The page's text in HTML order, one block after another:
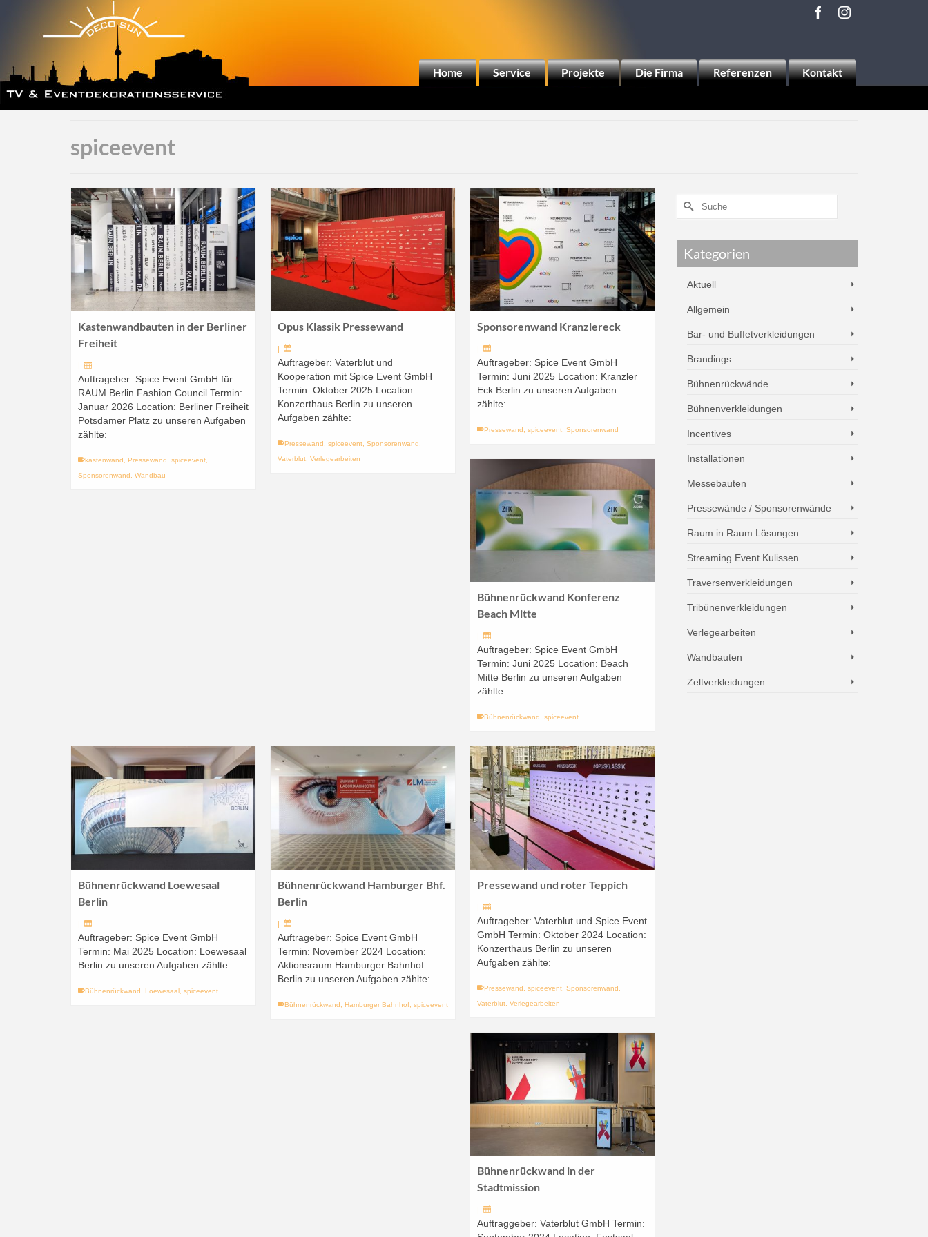
Home Service Projekte Die Firma Referenzen Kontakt
spiceevent
Kastenwandbauten in der Berliner
Freiheit
|
Auftrageber: Spice Event GmbH für
RAUM.Berlin Fashion Council Termin:
Januar 2026 Location: Berliner Freiheit
Potsdamer Platz zu unseren Aufgaben
zählte:
kastenwand Pressewand spiceevent
Sponsorenwand
Wandbau
Opus Klassik Pressewand
|
Auftrageber: Vaterblut und
Kooperation mit Spice Event GmbH
Termin: Oktober 2025 Location:
Konzerthaus Berlin zu unseren
Aufgaben zählte:
Pressewand ,spiceevent ,Sponsorenwand
Vaterblut ,Verlegearbeiten
Sponsorenwand Kranzlereck
|
Auftrageber: Spice Event GmbH
Termin: Juni 2025 Location: Kranzler
Eck Berlin zu unseren Aufgaben
zählte:
Pressewand ,spiceevent ,Sponsorenwand
Bühnenrückwand Konferenz
Beach Mitte
Auftrageber: Spice Event GmbH
Termin: Juni 2025 Location: Beach
Mitte Berlin zu unseren Aufgaben
zählte:
Bühnenrückwand ,spiceevent
Bühnenrückwand Loewesaal
Berlin
|
Auftrageber: Spice Event GmbH
Termin: Mai 2025 Location: Loewesaal
Berlin zu unseren Aufgaben zählte:
Bühnenrückwand Loewesaal spiceevent
Bühnenrückwand Hamburger Bhf.
Berlin
|
Auftrageber: Spice Event GmbH
Termin: November 2024 Location:
Aktionsraum Hamburger Bahnhof
Berlin zu unseren Aufgaben zählte:
Bühnenrückwand ,Hamburger Bahnhof ,spiceevent
Pressewand und roter Teppich
|
Auftrageber: Vaterblut und Spice Event
GmbH Termin: Oktober 2024 Location:
Konzerthaus Berlin zu unseren
Aufgaben zählte:
Pressewand ,spiceevent ,Sponsorenwand
Vaterblut ,Verlegearbeiten
Bühnenrückwand in der
Stadtmission
|
Auftraggeber: Vaterblut GmbH Termin:
Kategorien
Aktuell
Allgemein
Bar- und Buffetverkleidungen
Brandings
Bühnenrückwände
Bühnenverkleidungen
Incentives
Installationen
Messebauten
Pressewände / Sponsorenwände
Raum in Raum Lösungen
Streaming Event Kulissen
Traversenverkleidungen
Tribünenverkleidungen
Verlegearbeiten
Wandbauten
Zeltverkleidungen